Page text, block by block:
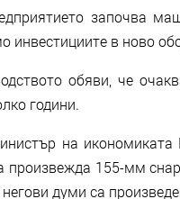
започва
инвестициите в ново
обяви, че
години.
на
155-мм
думи са